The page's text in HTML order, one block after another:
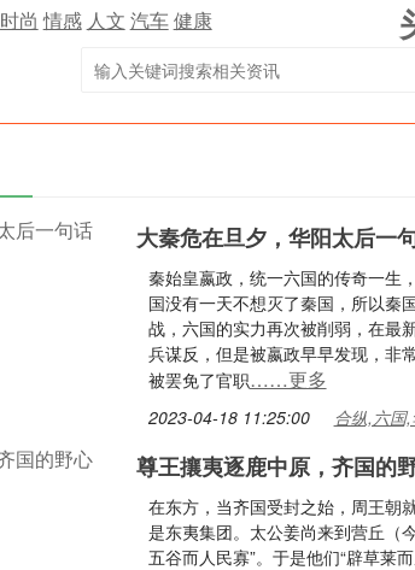
时尚 情感 人文 汽车健康
大秦危在旦夕，华阳太后一
秦始皇嬴政，统一六国的传奇一生
国没有一天不想灭了秦国，所以秦
战，六国的实力再次被削弱，在最
兵谋反，但是被嬴政早早发现，非
被罢免了官职……更多
2023-04-18 11:25:00 合纵,六国
尊王攘夷逐鹿中原，齐国的
在东方，当齐国受封之始，周王朝
是东夷集团。太公姜尚来到营丘（
五谷而人民寡”。于是他们“辟草莱